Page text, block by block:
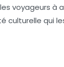
voyageurs à
culturelle qui